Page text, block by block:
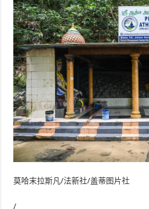
莫哈末拉斯凡/法新社/盖蒂图片社
/